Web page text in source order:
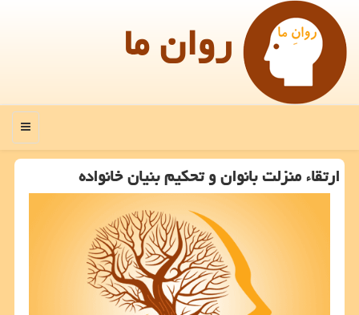
روان ما
منو
‫ارتقاء منزلت بانوان و تحكیم بنیان خانواده‬